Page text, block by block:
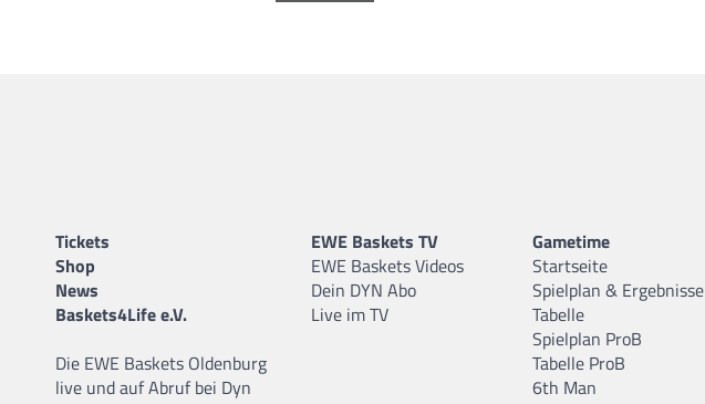
Tickets
Shop
News
Baskets4Life e.V.
Die EWE Baskets Oldenburg
live und auf Abruf bei Dyn
EWE Baskets TV
EWE Baskets Videos
Dein DYN Abo
Live im TV
Gametime
Startseite
Spielplan & Ergebnisse
Tabelle
Spielplan ProB
Tabelle ProB
6th Man